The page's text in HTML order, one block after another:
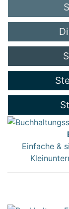
Einfache &